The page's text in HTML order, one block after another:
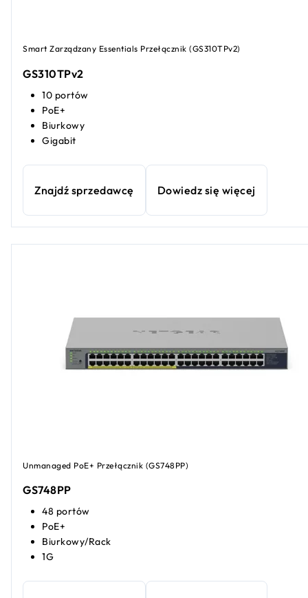
Smart Zarządzany Essentials Przełącznik (GS310TPv2)
GS310TPv2
10 portów
PoE+
Biurkowy
Gigabit
Znajdź sprzedawcę Dowiedz się więcej
Unmanaged PoE+ Przełącznik (GS748PP)
GS748PP
48 portów
PoE+
Biurkowy/Rack
1G